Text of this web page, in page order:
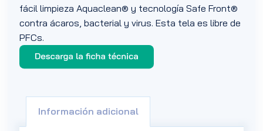
fácil limpieza Aquaclean® y tecnología Safe Front®
contra ácaros, bacterial y virus. Esta tela es libre de
PFCs.
Información adicional